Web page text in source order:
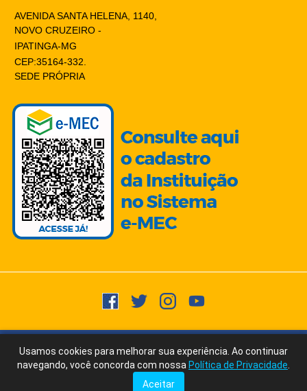
AVENIDA SANTA HELENA, 1140,
NOVO CRUZEIRO -
IPATINGA-MG
CEP:35164-332.
SEDE PRÓPRIA
Copyright © 2015 -2026- Todos os direitos reservados. Usuários
Online:1127
Ícones/Imagens by Freepik | Fonte Texto: ChatGPT/AI Writer by Ubersuggest
Tudo posso naquele que me fortalece. Filipenses 4:13
Usamos cookies para melhorar sua experiência. Ao continuar
navegando, você concorda com nossa Política de Privacidade
Aceitar
Fale Conosco
via WhatsApp